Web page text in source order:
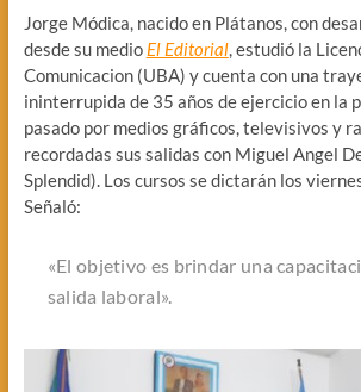
Jorge Módica, nacido en Plátanos, con
desde su medio El Editorial, estudió la
Comunicacion (UBA) y cuenta con una
ininterrupida de 35 años de ejercicio en la
pasado por medios gráficos, televisivos y
recordadas sus salidas con Miguel Angel
Splendid). Los cursos se dictarán los
Señaló:
«El objetivo es brindar una
salida laboral».